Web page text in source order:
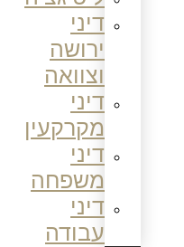
דיני
ירושה
וצוואה
דיני
מקרקעין
דיני
משפחה
דיני
עבודה